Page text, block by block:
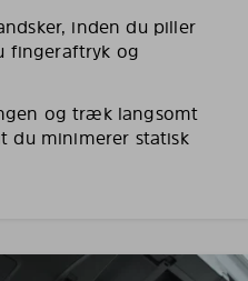
inden du piller
fingeraftryk og
og træk langsomt
du minimerer statisk